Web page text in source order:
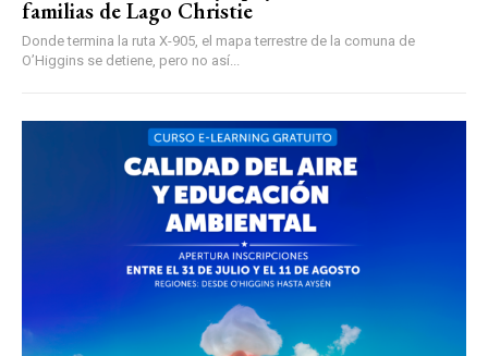
familias de Lago Christie
Donde termina la ruta X-905, el mapa terrestre de la comuna de
O’Higgins se detiene, pero no así...